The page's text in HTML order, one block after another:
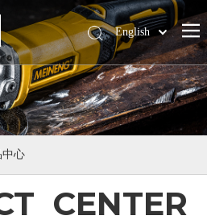
English
中文
中心
CENTER